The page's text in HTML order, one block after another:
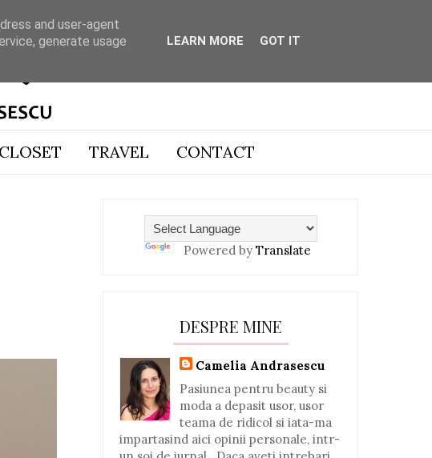
TRAVEL CONTACT
Powered by Translate
DESPRE MINE
Camelia Andrasescu
Pasiunea pentru beauty si
moda a depasit usor, usor
teama de ridicol si iata-ma
impartasind aici opinii personale, intr-
and user-agent
generate usage
LEARN MORE GOT IT